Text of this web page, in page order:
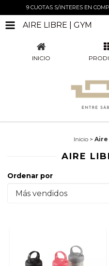
9 CUOTAS S/INTERES EN
AIRE LIBRE | GYM
INICIO
Inicio > Aire
AIRE
Ordenar por